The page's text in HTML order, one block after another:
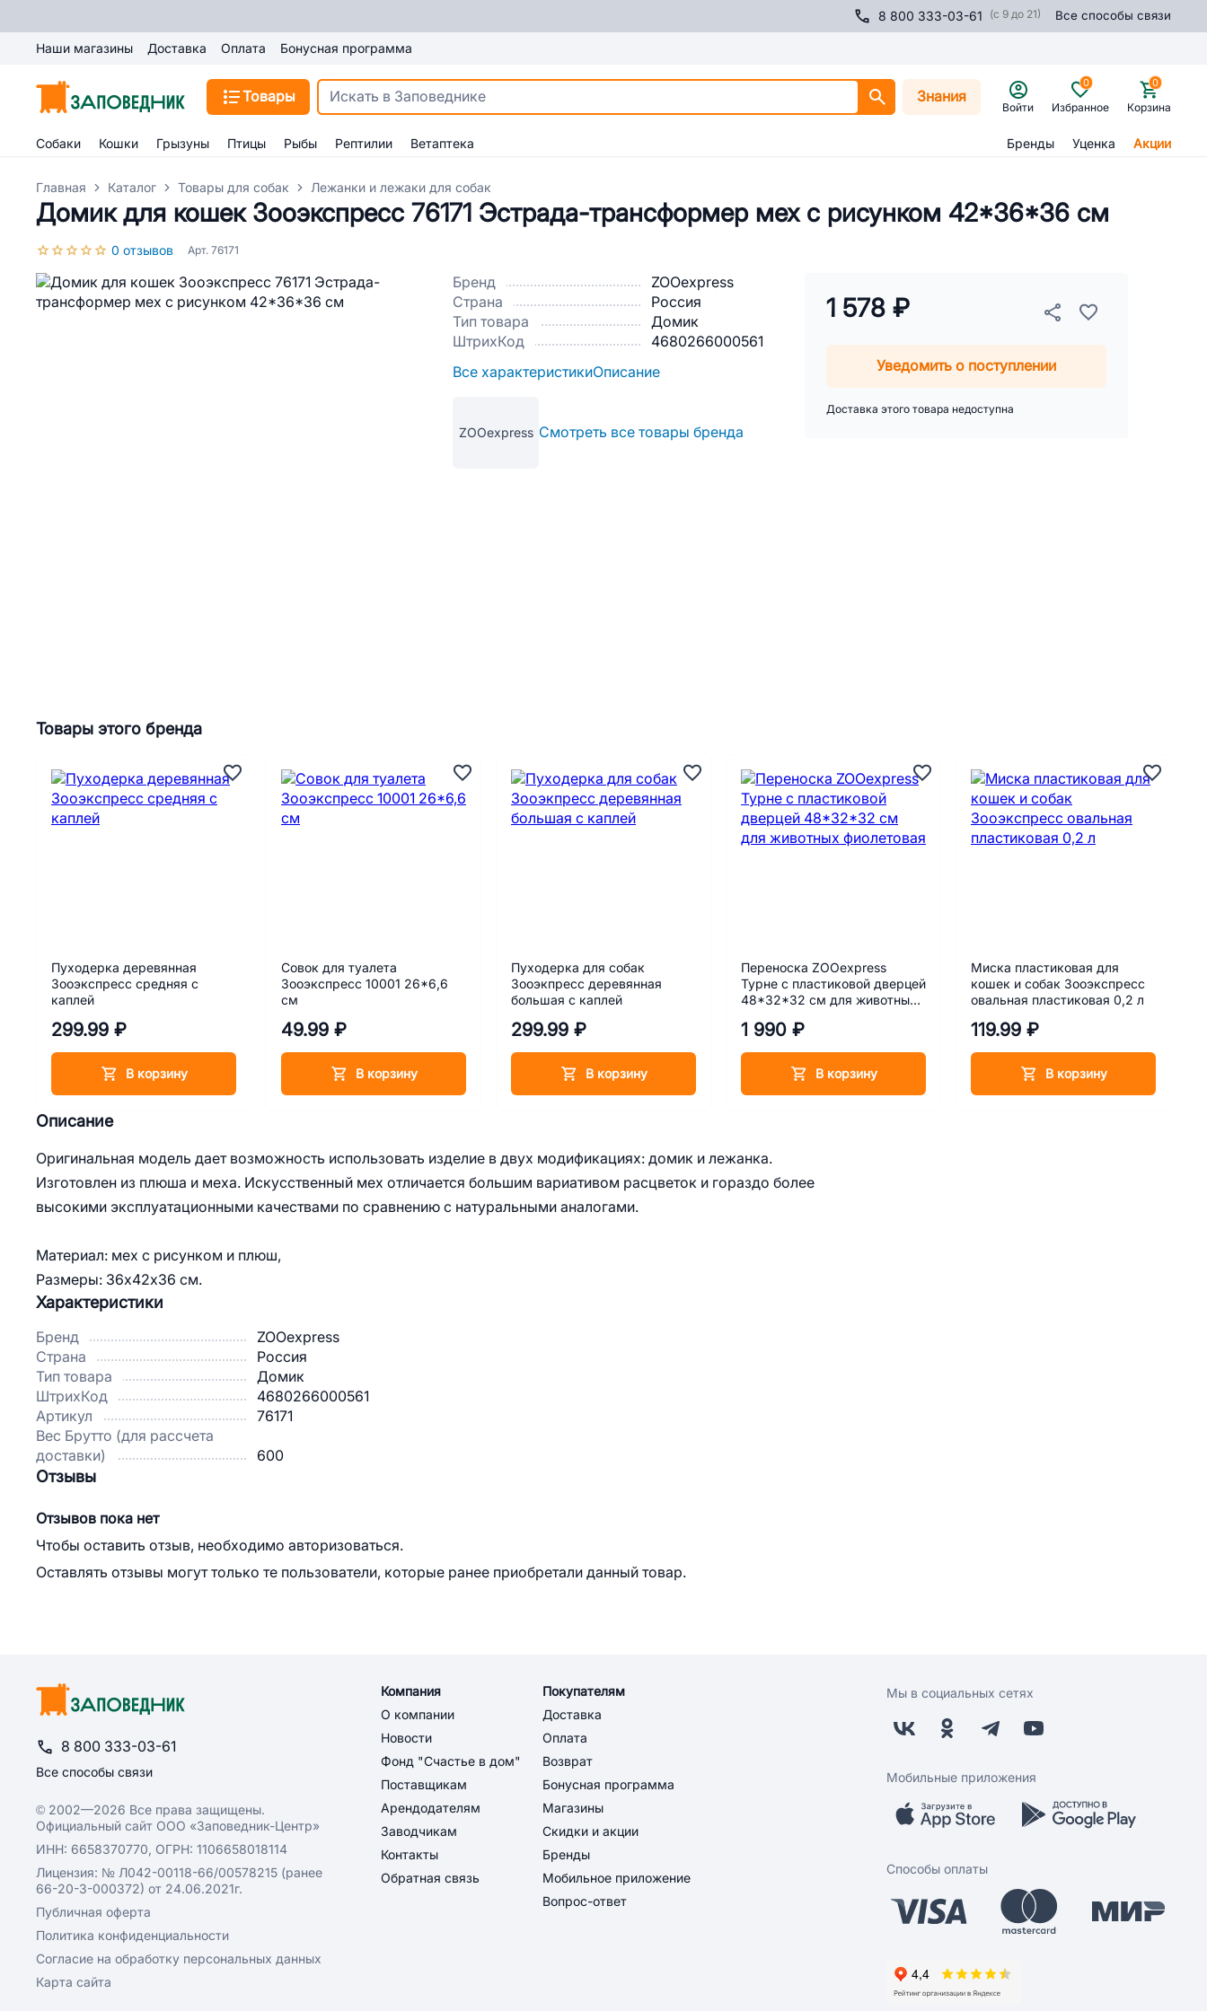
8 800 333-03-61 (с 9 до 21) Все способы связи
Наши магазины Доставка Оплата Бонусная программа
Товары Знания
Войти Избранное
0
Корзина
0
Собаки Кошки Грызуны Птицы Рыбы Рептилии Ветаптека Бренды Уценка Акции
Главная Каталог Товары для собак Лежанки и лежаки для собак
Домик для кошек Зооэкспресс 76171 Эстрада-трансформер мех с рисунком 42*36*36 см
0 отзывов Арт. 76171
Бренд
ZOOexpress
Страна
Россия
Тип товара
Домик
ШтрихКод
4680266000561
Все характеристикиОписание
ZOOexpress Смотреть все товары бренда
1 578 ₽
Уведомить о поступлении
Доставка этого товара недоступна
Описание
Оригинальная модель дает возможность использовать изделие в двух модификациях: домик и лежанка.
Изготовлен из плюша и меха. Искусственный мех отличается большим вариативом расцветок и гораздо более
высокими эксплуатационными качествами по сравнению с натуральными аналогами.
Материал: мех с рисунком и плюш,
Размеры: 36х42х36 см.
Товары этого бренда
Пуходерка деревянная
Зооэкспресс средняя с
каплей
299.99 ₽
В корзину
Совок для туалета
Зооэкспресс 10001 26*6,6
см
49.99 ₽
В корзину
Пуходерка для собак
Зооэкпресс деревянная
большая с каплей
299.99 ₽
В корзину
Переноска ZOOexpress
Турне с пластиковой дверцей
48*32*32 см для животных
1 990 ₽
В корзину
Миска пластиковая для
кошек и собак Зооэкспресс
овальная пластиковая 0,2 л
119.99 ₽
В корзину
Характеристики
Бренд
ZOOexpress
Страна
Россия
Тип товара
Домик
ШтрихКод
4680266000561
Артикул
76171
Вес Брутто (для рассчета
доставки)
600
Отзывы
Отзывов пока нет
Чтобы оставить отзыв, необходимо авторизоваться.
Оставлять отзывы могут только те пользователи, которые ранее приобретали данный товар.
8 800 333-03-61
Все способы связи
© 2002—2026 Все права защищены.
Официальный сайт ООО «Заповедник-Центр»
ИНН: 6658370770, ОГРН: 1106658018114
Лицензия: № Л042-00118-66/00578215 (ранее
66-20-3-000372) от 24.06.2021г.
Публичная оферта
Политика конфиденциальности
Согласие на обработку персональных данных
Карта сайта
Компания
О компании
Новости
Фонд "Счастье в дом"
Поставщикам
Арендодателям
Заводчикам
Контакты
Обратная связь
Покупателям
Доставка
Оплата
Возврат
Бонусная программа
Магазины
Скидки и акции
Бренды
Мобильное приложение
Вопрос-ответ
Мы в социальных сетях
Мобильные приложения
Способы оплаты